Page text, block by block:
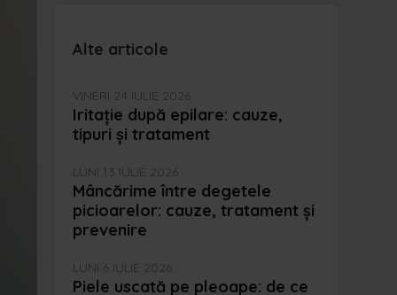
Alte articole
VINERI 24 IULIE 2026
Iritație după epilare: cauze,
tipuri și tratament
LUNI 13 IULIE 2026
Mâncărime între degetele
picioarelor: cauze, tratament și
prevenire
LUNI 6 IULIE 2026
Piele uscată pe pleoape: de ce